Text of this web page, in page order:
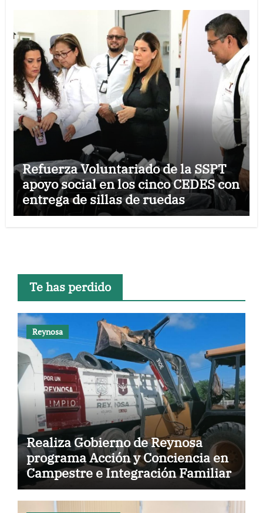
Refuerza Voluntariado de la SSPT
apoyo social en los cinco CEDES con
entrega de sillas de ruedas
Te has perdido
Reynosa
Realiza Gobierno de Reynosa
programa Acción y Conciencia en
Campestre e Integración Familiar